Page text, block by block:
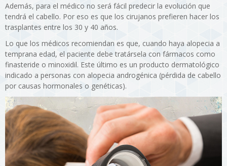
Además, para el médico no será fácil predecir la evolución que
tendrá el cabello. Por eso es que los cirujanos prefieren hacer los
trasplantes entre los 30 y 40 años.
Lo que los médicos recomiendan es que, cuando haya alopecia a
temprana edad, el paciente debe tratársela con fármacos como
finasteride o minoxidil. Este último es un producto dermatológico
indicado a personas con alopecia androgénica (pérdida de cabello
por causas hormonales o genéticas).